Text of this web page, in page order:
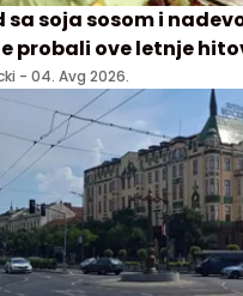
sa soja sosom i
probali ove letnje
- 04. Avg 2026.